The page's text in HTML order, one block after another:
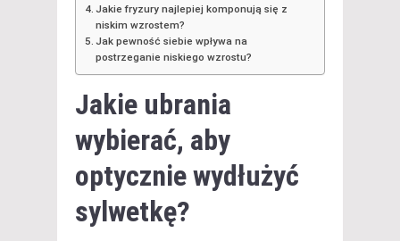
Jakie fryzury najlepiej komponują się z
niskim wzrostem?
Jak pewność siebie wpływa na
postrzeganie niskiego wzrostu?
Jakie ubrania
wybierać, aby
optycznie wydłużyć
sylwetkę?